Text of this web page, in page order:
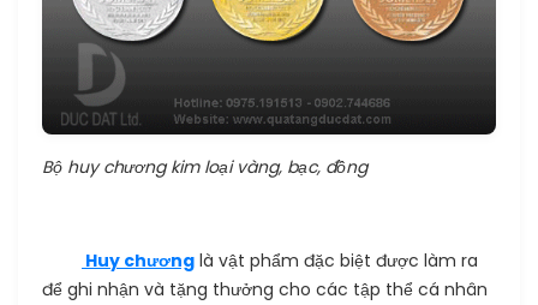
Bộ huy chương kim loại vàng, bạc, đồng
Huy chương là vật phẩm đặc biệt được làm ra
để ghi nhận và tặng thưởng cho các tập thể cá nhân